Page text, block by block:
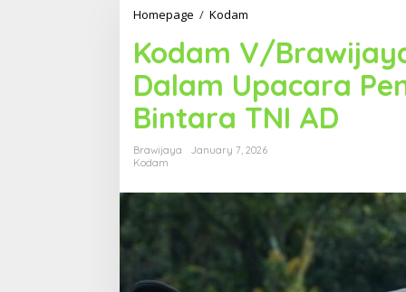
Homepage / Kodam
d
a
m
V
/
B
r
i
Kodam V/
Dalam Upacara
Bintara TNI AD
Brawijaya
January 7, 2026
Kodam